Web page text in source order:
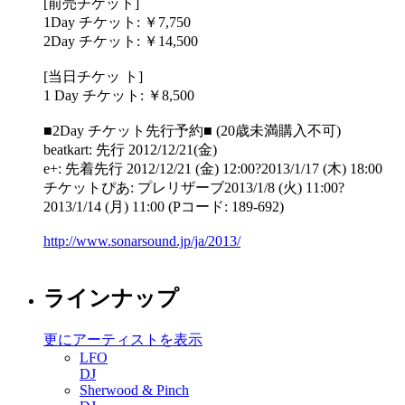
[前売チケット]
1Day チケット: ￥7,750
2Day チケット: ￥14,500
[当日チケッ ト]
1 Day チケット: ￥8,500
■2Day チケット先行予約■ (20歳未満購入不可)
beatkart: 先行 2012/12/21(金)
e+: 先着先行 2012/12/21 (金) 12:00?2013/1/17 (木) 18:00
チケットぴあ: プレリザーブ2013/1/8 (火) 11:00?
2013/1/14 (月) 11:00 (Pコード: 189-692)
http://www.sonarsound.jp/ja/2013/
ラインナップ
更にアーティストを表示
LFO
DJ
Sherwood & Pinch